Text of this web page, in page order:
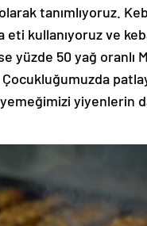
tanımlıyoruz.
kullanıyoruz ve
50 yağ oranlı
yiyenlerin